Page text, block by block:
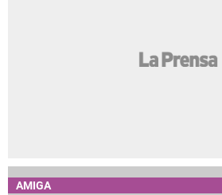
AMIGA